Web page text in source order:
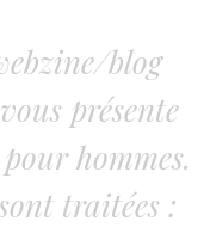
blog
présente
hommes.
traitées :